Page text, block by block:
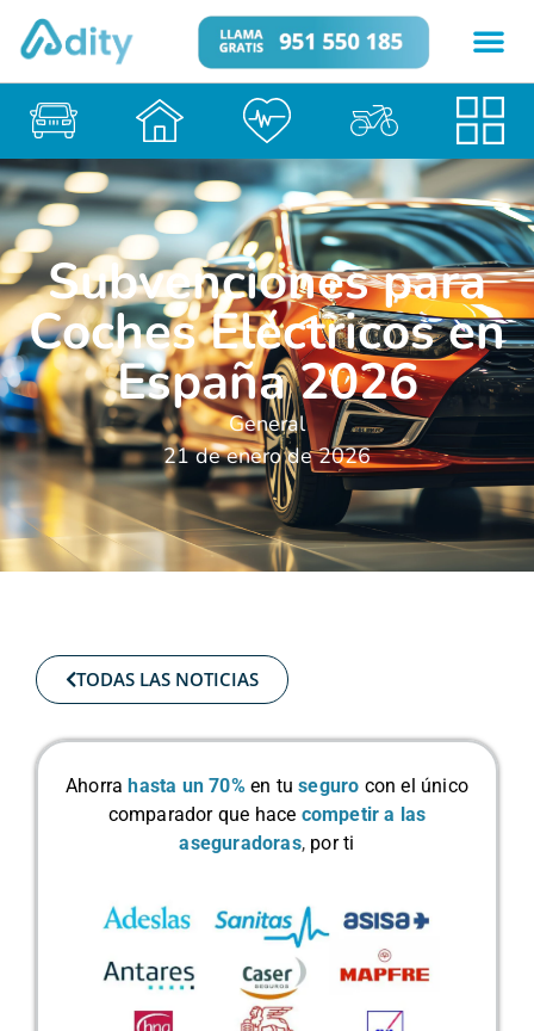
Subvenciones para
Coches Eléctricos en
España 2026
General
21 de enero de 2026
TODAS LAS NOTICIAS
Ahorra hasta un 70% en tuseguro con el único
comparador que hace competir a las
aseguradoras, por ti